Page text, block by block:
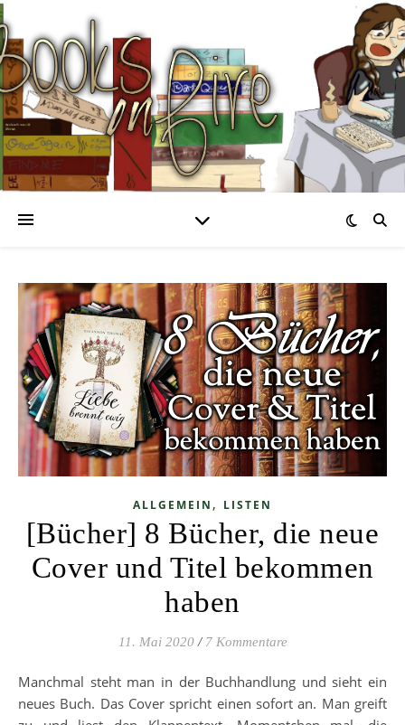
ALLGEMEIN , LISTEN
[Bücher] 8 Bücher, die neue
Cover und Titel bekommen
haben
11. Mai 2020 / 7 Kommentare
Manchmal steht man in der Buchhandlung und sieht ein
neues Buch. Das Cover spricht einen sofort an. Man greift